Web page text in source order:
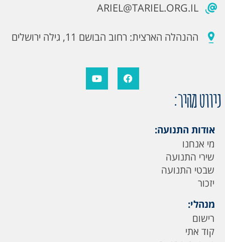
ARIEL@TARIEL.ORG.IL
ההנהלה הארצית: רחוב הבושם 11, גילה ירושלים
ניווט מהיר:
אודות התנועה:
מי אנחנו
שירי התנועה
שבטי התנועה
יזכור
מנהלי:
רישום
קוד אתי